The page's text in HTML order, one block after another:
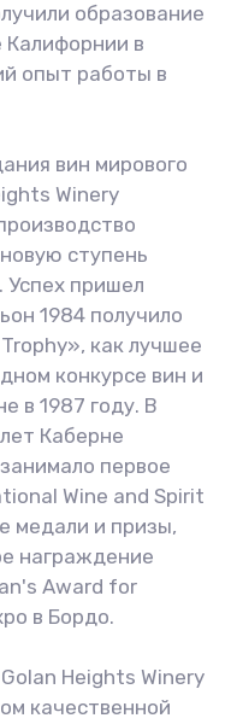
образование
Калифорнии в
опыт работы в
вин мирового
Winery
ступень
Успех пришел
1984 получило
как лучшее
конкурсе вин и
в 1987 году. В
Каберне
первое
Wine and Spirit
медали и призы,
награждение
Award for
в Бордо.
Heights Winery
качественной